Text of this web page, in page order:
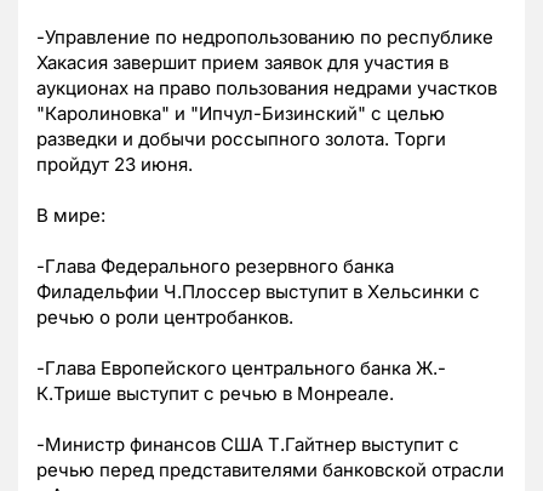
-Управление по недропользованию по республике
Хакасия завершит прием заявок для участия в
аукционах на право пользования недрами участков
"Каролиновка" и "Ипчул-Бизинский" с целью
разведки и добычи россыпного золота. Торги
пройдут 23 июня.
В мире:
-Глава Федерального резервного банка
Филадельфии Ч.Плоссер выступит в Хельсинки с
речью о роли центробанков.
-Глава Европейского центрального банка Ж.-
К.Трише выступит с речью в Монреале.
-Министр финансов США Т.Гайтнер выступит с
речью перед представителями банковской отрасли